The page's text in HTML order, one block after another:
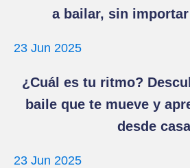
a bailar, sin importar
23 Jun 2025
¿Cuál es tu ritmo?
baile que te mueve y
desde casa
23 Jun 2025